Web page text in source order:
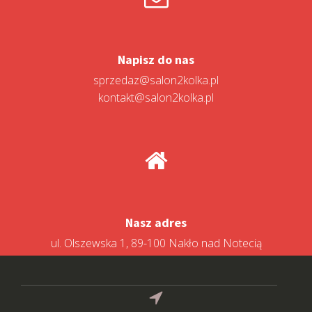
Napisz do nas
sprzedaz@salon2kolka.pl
kontakt@salon2kolka.pl
Nasz adres
ul. Olszewska 1, 89-100 Nakło nad Notecią